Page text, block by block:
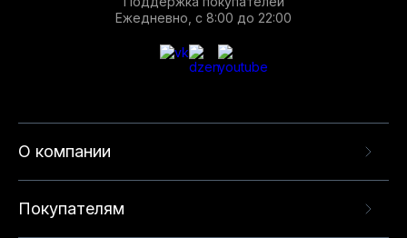
О компании
Покупателям
Ежедневно, с 8:00 до 22:00